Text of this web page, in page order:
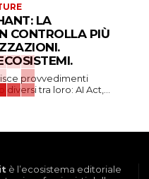
LA
CONTROLLA PIÙ
provvedimenti
tra loro: AI Act,...
è l’ecosistema editoriale